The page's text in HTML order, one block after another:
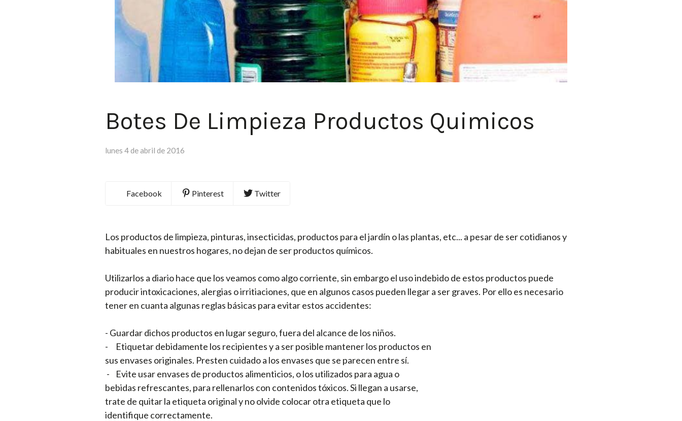
Botes De Limpieza Productos Quimicos
lunes 4 de abril de 2016
Facebook Pinterest Twitter
Los productos de limpieza, pinturas, insecticidas, productos para el jardín o las plantas, etc... a pesar de ser cotidianos y
habituales en nuestros hogares, no dejan de ser productos químicos.
Utilizarlos a diario hace que los veamos como algo corriente, sin embargo el uso indebido de estos productos puede
producir intoxicaciones, alergias o irritiaciones, que en algunos casos pueden llegar a ser graves. Por ello es necesario
tener en cuanta algunas reglas básicas para evitar estos accidentes:
- Guardar dichos productos en lugar seguro, fuera del alcance de los niños.
- Etiquetar debidamente los recipientes y a ser posible mantener los productos en
sus envases originales. Presten cuidado a los envases que se parecen entre sí.
- Evite usar envases de productos alimenticios, o los utilizados para agua o
bebidas refrescantes, para rellenarlos con contenidos tóxicos. Si llegan a usarse,
trate de quitar la etiqueta original y no olvide colocar otra etiqueta que lo
identifique correctamente.